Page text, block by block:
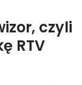
czyli
RTV